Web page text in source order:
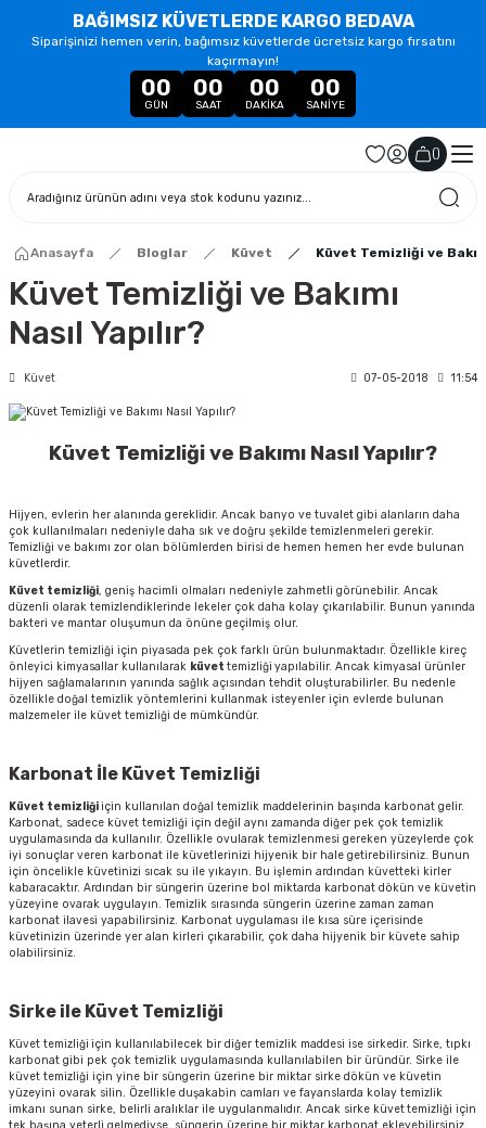
BAĞIMSIZ KÜVETLERDE KARGO BEDAVA
Siparişinizi hemen verin, bağımsız küvetlerde ücretsiz kargo fırsatını
kaçırmayın!
00
GÜN
00
SAAT
00
DAKIKA
00
SANIYE
()
Anasayfa Bloglar Küvet Küvet Temizliği ve
Küvet Temizliği ve Bakımı
Nasıl Yapılır?
Küvet 07-05-2018 11:54
Küvet Temizliği ve Bakımı Nasıl Yapılır?
Hijyen, evlerin her alanında gereklidir. Ancak banyo ve tuvalet gibi alanların daha
çok kullanılmaları nedeniyle daha sık ve doğru şekilde temizlenmeleri gerekir.
Temizliği ve bakımı zor olan bölümlerden birisi de hemen hemen her evde bulunan
küvetlerdir.
Küvet temizliği, geniş hacimli olmaları nedeniyle zahmetli görünebilir. Ancak
düzenli olarak temizlendiklerinde lekeler çok daha kolay çıkarılabilir. Bunun yanında
bakteri ve mantar oluşumun da önüne geçilmiş olur.
Küvetlerin temizliği için piyasada pek çok farklı ürün bulunmaktadır. Özellikle kireç
önleyici kimyasallar kullanılarak küvet temizliği yapılabilir. Ancak kimyasal ürünler
hijyen sağlamalarının yanında sağlık açısından tehdit oluşturabilirler. Bu nedenle
özellikle doğal temizlik yöntemlerini kullanmak isteyenler için evlerde bulunan
malzemeler ile küvet temizliği de mümkündür.
Karbonat İle Küvet Temizliği
Küvet temizliğiiçin kullanılan doğal temizlik maddelerinin başında karbonat gelir.
Karbonat, sadece küvet temizliği için değil aynı zamanda diğer pek çok temizlik
uygulamasında da kullanılır. Özellikle ovularak temizlenmesi gereken yüzeylerde çok
iyi sonuçlar veren karbonat ile küvetlerinizi hijyenik bir hale getirebilirsiniz. Bunun
için öncelikle küvetinizi sıcak su ile yıkayın. Bu işlemin ardından küvetteki kirler
kabaracaktır. Ardından bir süngerin üzerine bol miktarda karbonat dökün ve küvetin
yüzeyine ovarak uygulayın. Temizlik sırasında süngerin üzerine zaman zaman
karbonat ilavesi yapabilirsiniz. Karbonat uygulaması ile kısa süre içerisinde
küvetinizin üzerinde yer alan kirleri çıkarabilir, çok daha hijyenik bir küvete sahip
olabilirsiniz.
Sirke ile Küvet Temizliği
Küvet temizliği için kullanılabilecek bir diğer temizlik maddesi ise sirkedir. Sirke, tıpkı
karbonat gibi pek çok temizlik uygulamasında kullanılabilen bir üründür. Sirke ile
küvet temizliği için yine bir süngerin üzerine bir miktar sirke dökün ve küvetin
yüzeyini ovarak silin. Özellikle duşakabin camları ve fayanslarda kolay temizlik
imkanı sunan sirke, belirli aralıklar ile uygulanmalıdır. Ancak sirke küvettemizliği için